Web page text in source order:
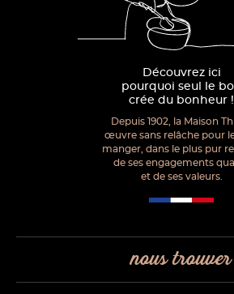
Découvrez ici
pourquoi seul le
crée du bonheur !
Depuis 1902, la Maison
œuvre sans relâche pour
manger, dans le plus pur
de ses engagements
et de ses valeurs.
nous trouver